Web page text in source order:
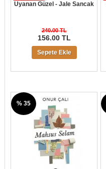
Uyanan Güzel - Jale Sancak
240.00 TL
156.00 TL
Sepete Ekle
% 35